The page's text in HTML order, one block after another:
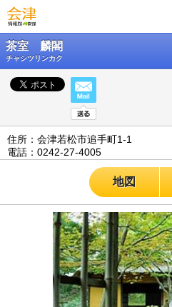
茶室 麟閣
チャシツリンカク
住所：会津若松市追手町1-1
電話：0242-27-4005
地図